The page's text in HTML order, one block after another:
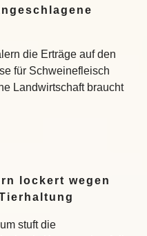
die Erträge auf den
für Schweinefleisch
Landwirtschaft braucht
lockert wegen
stuft die